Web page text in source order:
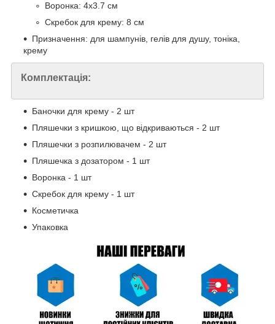
Воронка: 4х3.7 см
Скребок для крему: 8 см
Призначення: для шампунів, гелів для душу, тоніка,
крему
Комплектація:
Баночки для крему - 2 шт
Пляшечки з кришкою, що відкриваються - 2 шт
Пляшечки з розпилювачем - 2 шт
Пляшечка з дозатором - 1 шт
Воронка - 1 шт
Скребок для крему - 1 шт
Косметичка
Упаковка